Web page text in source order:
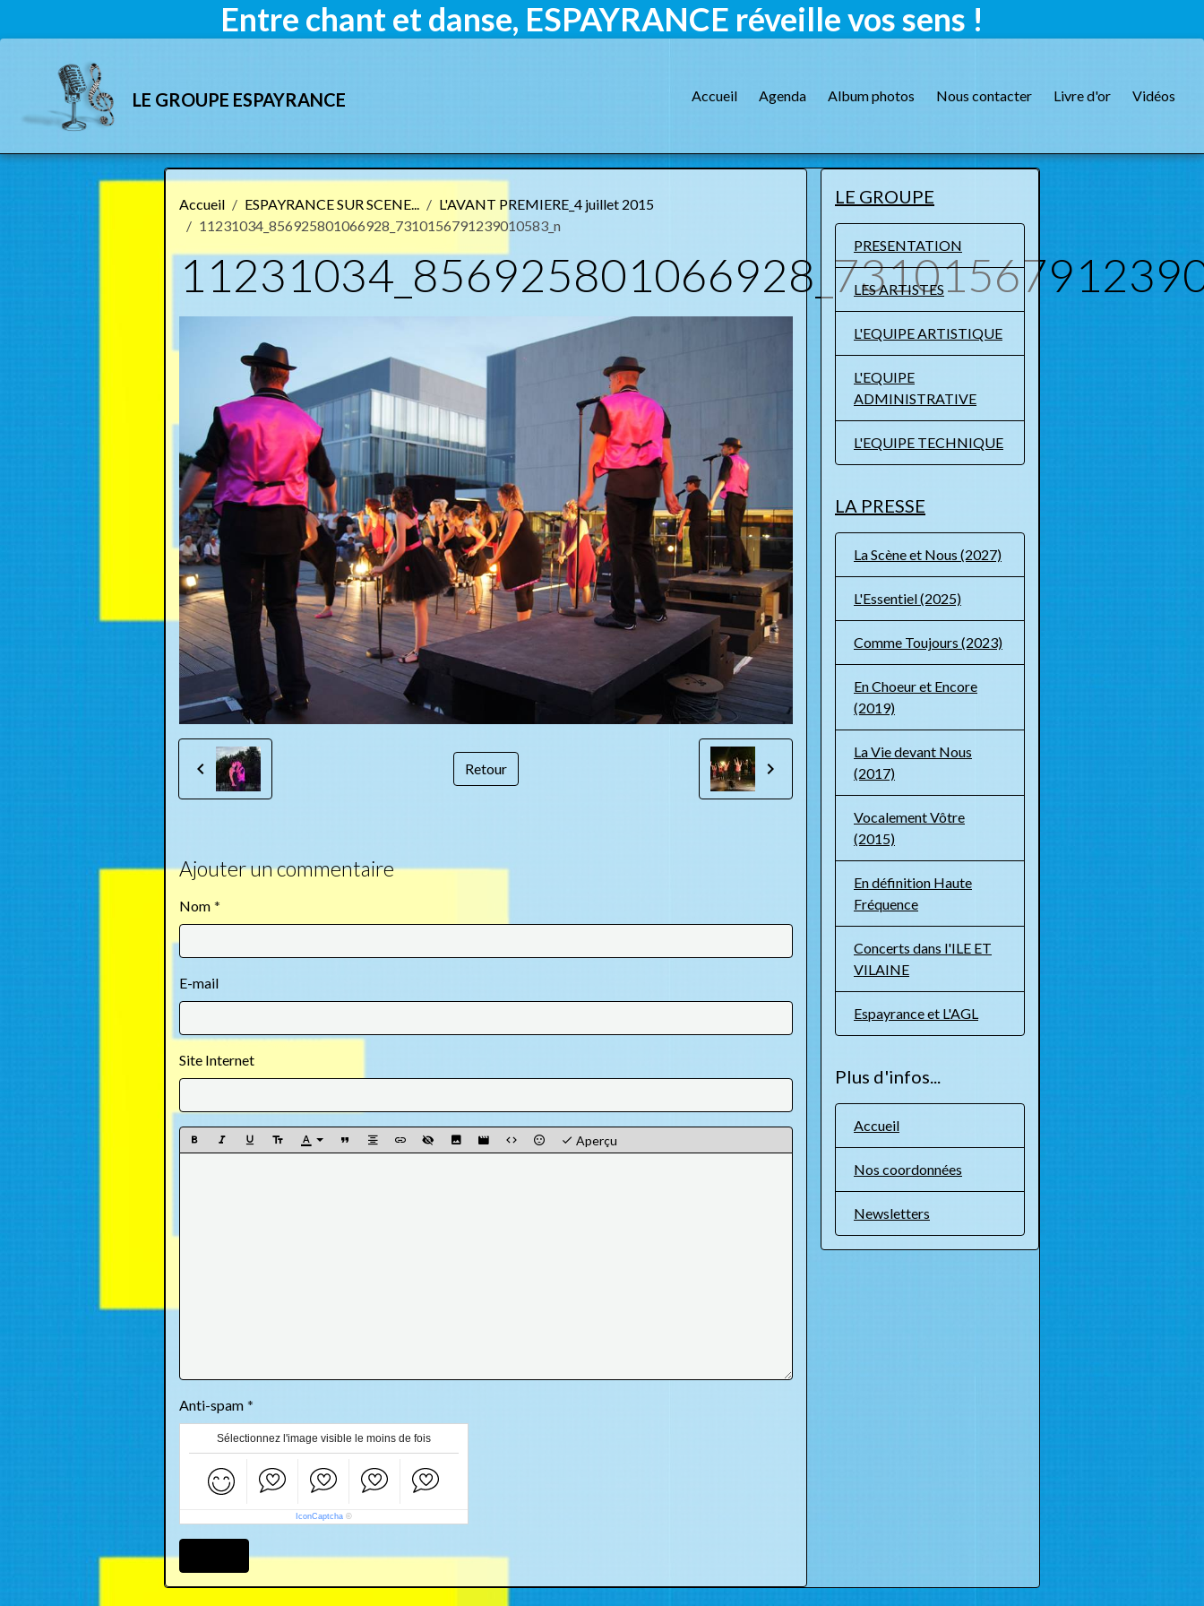
Entre chant et danse, ESPAYRANCE réveille vos sens !
LE GROUPE ESPAYRANCE Accueil Agenda Album photos Nous contacter Livre d'or Vidéos
Accueil ESPAYRANCE SUR SCENE...
L'AVANT PREMIERE_4 juillet 2015
11231034_856925801066928_7310156791239010583_n
Retour
Ajouter un commentaire
Nom
E-mail
Site Internet
Aperçu
Anti-spam
Sélectionnez l'image visible le moins de fois
IconCaptcha ©
LE GROUPE
PRESENTATION
LES ARTISTES
L'EQUIPE ARTISTIQUE
L'EQUIPE
ADMINISTRATIVE
L'EQUIPE TECHNIQUE
LA PRESSE
La Scène et Nous (2027)
L'Essentiel (2025)
Comme Toujours (2023)
En Choeur et Encore
(2019)
La Vie devant Nous
(2017)
Vocalement Vôtre
(2015)
En définition Haute
Fréquence
Concerts dans l'ILE ET
VILAINE
Espayrance et L'AGL
Plus d'infos...
Accueil
Nos coordonnées
Newsletters